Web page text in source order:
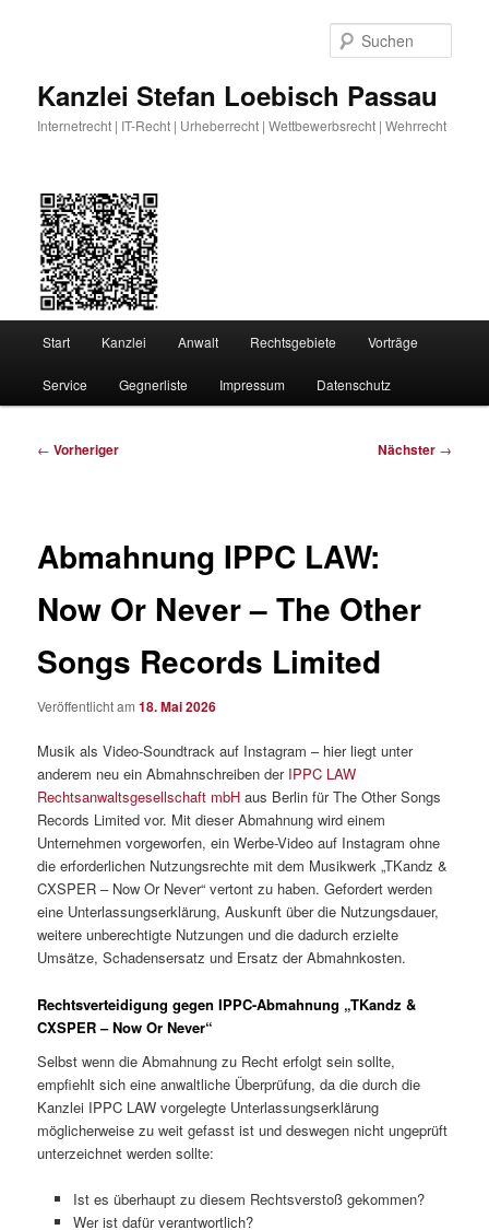
Kanzlei Stefan Loebisch Passau
Internetrecht | IT-Recht | Urheberrecht | Wettbewerbsrecht | Wehrrecht
Start Kanzlei Anwalt Rechtsgebiete Vorträge
Service Gegnerliste Impressum Datenschutz
Beitragsnavigation
← Vorheriger Nächster →
Abmahnung IPPC LAW:
Now Or Never – The Other
Songs Records Limited
Veröffentlicht am18. Mai 2026
Musik als Video-Soundtrack auf Instagram – hier liegt unter
anderem neu ein Abmahnschreiben der IPPC LAW
Rechtsanwaltsgesellschaft mbH aus Berlin für The Other Songs
Records Limited vor. Mit dieser Abmahnung wird einem
Unternehmen vorgeworfen, ein Werbe-Video auf Instagram ohne
die erforderlichen Nutzungsrechte mit dem Musikwerk „TKandz &
CXSPER – Now Or Never“ vertont zu haben. Gefordert werden
eine Unterlassungserklärung, Auskunft über die Nutzungsdauer,
weitere unberechtigte Nutzungen und die dadurch erzielte
Umsätze, Schadensersatz und Ersatz der Abmahnkosten.
Rechtsverteidigung gegen IPPC-Abmahnung „TKandz &
CXSPER – Now Or Never“
Selbst wenn die Abmahnung zu Recht erfolgt sein sollte,
empfiehlt sich eine anwaltliche Überprüfung, da die durch die
Kanzlei IPPC LAW vorgelegte Unterlassungserklärung
möglicherweise zu weit gefasst ist und deswegen nicht ungeprüft
unterzeichnet werden sollte:
Ist es überhaupt zu diesem Rechtsverstoß gekommen?
Wer ist dafür verantwortlich?